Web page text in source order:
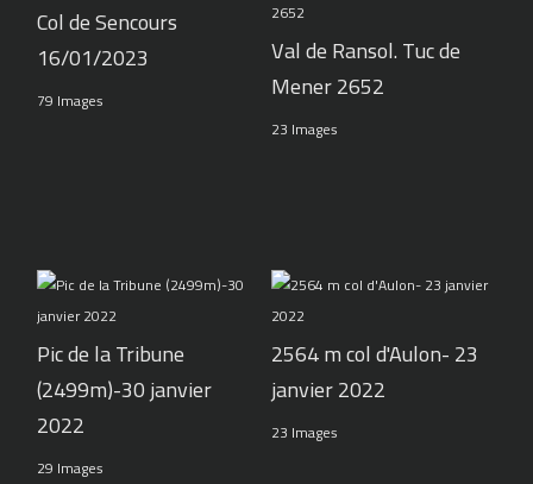
Col de Sencours
16/01/2023
79 Images
Val de Ransol. Tuc de
Mener 2652
23 Images
Pic de la Tribune
(2499m)-30 janvier
2022
29 Images
2564 m col d'Aulon- 23
janvier 2022
23 Images